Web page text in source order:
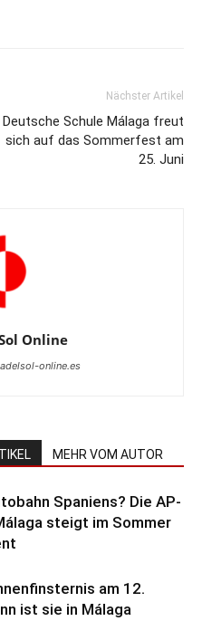
Nächster Artikel
Deutsche Schule Málaga freut
sich auf das Sommerfest am
25. Juni
Online
online.es
MEHR VOM AUTOR
Spaniens? Die AP-
steigt im Sommer
am 12.
ist sie in Málaga